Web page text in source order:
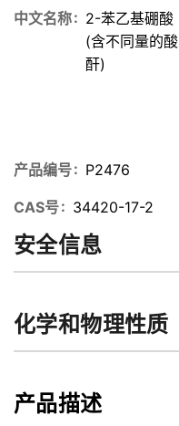
中文名称
2-苯乙基硼酸
(含不同量的酸
酐)
产品编号 P2476
CAS号 34420-17-2
安全信息
化学和物理性质
产品描述